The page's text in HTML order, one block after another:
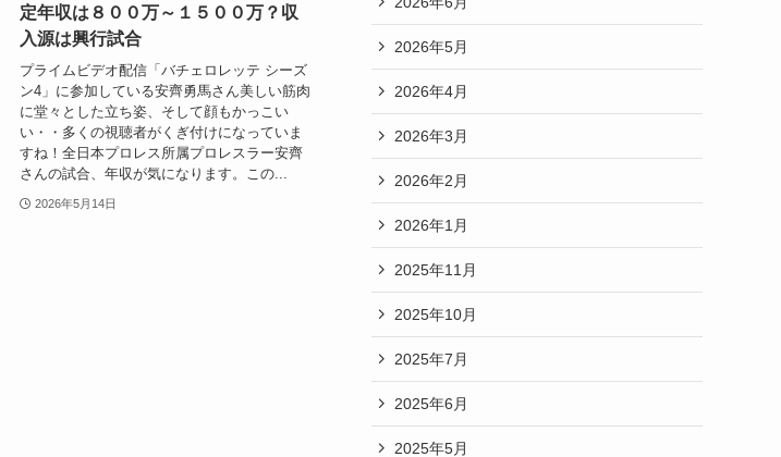
定年収は８００万～１５００万？収
入源は興行試合
プライムビデオ配信「バチェロレッテ シーズ
ン4」に参加している安齊勇馬さん美しい筋肉
に堂々とした立ち姿、そして顔もかっこい
い・・多くの視聴者がくぎ付けになっていま
すね！全日本プロレス所属プロレスラー安齊
さんの試合、年収が気になります。この...
2026年5月14日
2026年5月
2026年4月
2026年3月
2026年2月
2026年1月
2025年11月
2025年10月
2025年7月
2025年6月
2025年5月